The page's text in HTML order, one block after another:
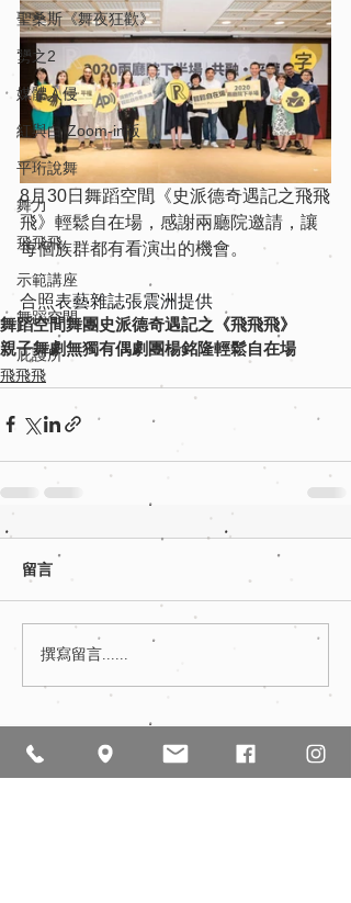
聖桑斯《舞夜狂歡》
勥之2
媒體入侵
紅與白 Zoom-in版
平珩說舞
舞力
飛飛飛
示範講座
舞蹈空間
庇護所
8月30日舞蹈空間《史派德奇遇記之飛飛
飛》輕鬆自在場，感謝兩廳院邀請，讓
每個族群都有看演出的機會。
合照表藝雜誌張震洲提供
舞蹈空間舞團 史派德奇遇記之《飛飛飛》
親子舞劇無獨有偶劇團楊銘隆輕鬆自在場
飛飛飛
留言
撰寫留言......